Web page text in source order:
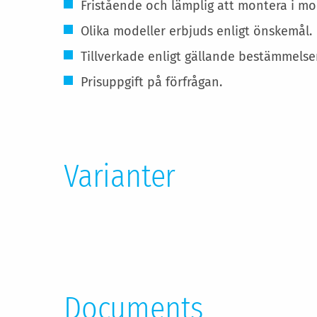
Fristående och lämplig att montera i
Olika modeller erbjuds enligt önskemål.
Tillverkade enligt gällande
Prisuppgift på förfrågan.
Varianter
Documents